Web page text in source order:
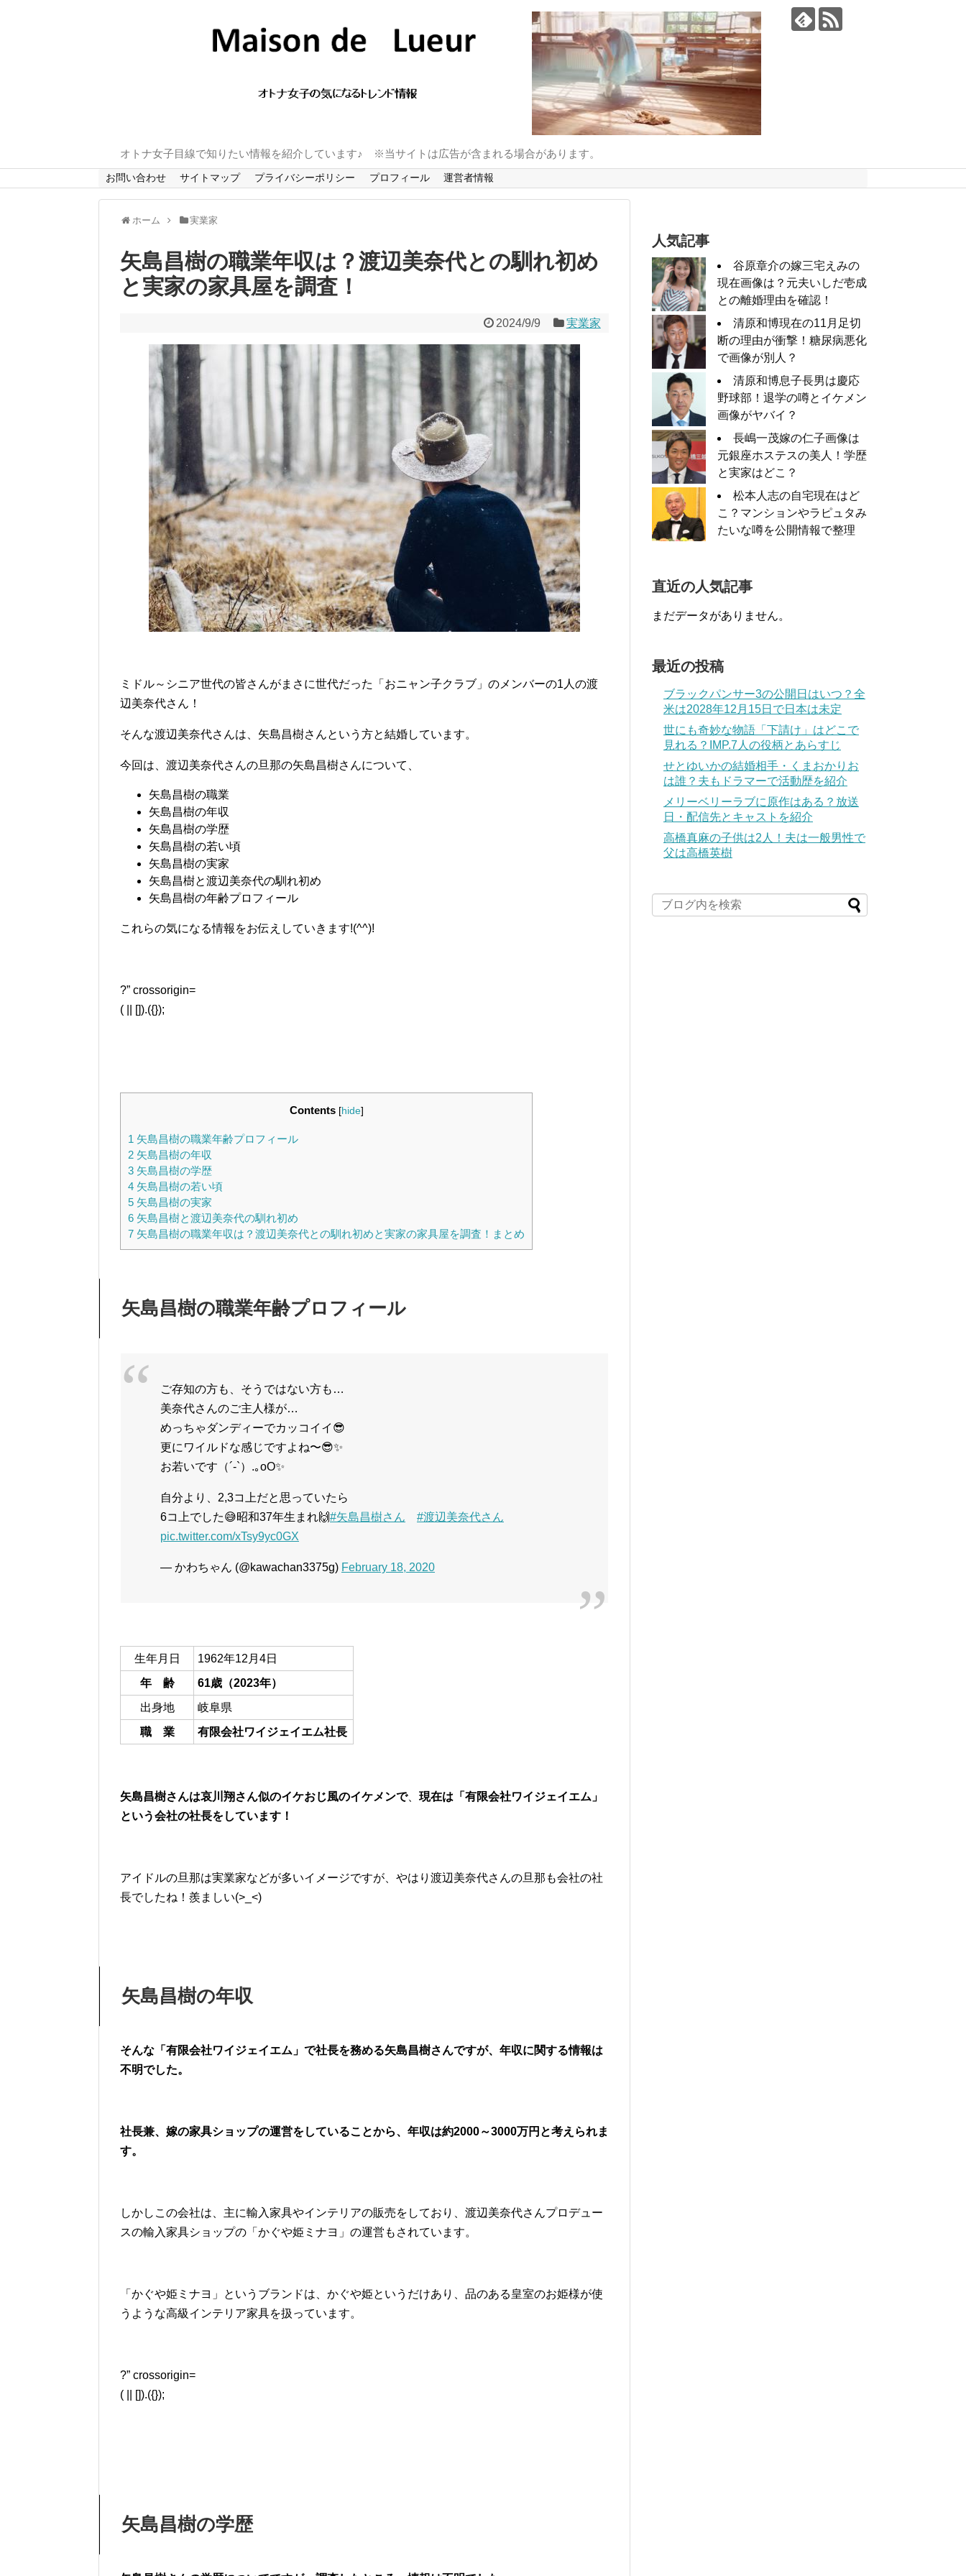
オトナ女子目線で知りたい情報を紹介しています♪ ※当サイトは広告が含まれる場合があります。
お問い合わせ サイトマップ プライバシーポリシー プロフィール 運営者情報
ホーム 実業家
矢島昌樹の職業年収は？渡辺美奈代との馴れ初め
と実家の家具屋を調査！
2024/9/9 実業家
ミドル～シニア世代の皆さんがまさに世代だった「おニャン子クラブ」のメンバーの1人の渡
辺美奈代さん！
そんな渡辺美奈代さんは、矢島昌樹さんという方と結婚しています。
今回は、渡辺美奈代さんの旦那の矢島昌樹さんについて、
矢島昌樹の職業
矢島昌樹の年収
矢島昌樹の学歴
矢島昌樹の若い頃
矢島昌樹の実家
矢島昌樹と渡辺美奈代の馴れ初め
矢島昌樹の年齢プロフィール
これらの気になる情報をお伝えしていきます!(^^)!
?” crossorigin=
( || []).({});
Contents [hide]
1 矢島昌樹の職業年齢プロフィール
2 矢島昌樹の年収
3 矢島昌樹の学歴
4 矢島昌樹の若い頃
5 矢島昌樹の実家
6 矢島昌樹と渡辺美奈代の馴れ初め
7 矢島昌樹の職業年収は？渡辺美奈代との馴れ初めと実家の家具屋を調査！まとめ
矢島昌樹の職業年齢プロフィール
ご存知の方も、そうではない方も…
美奈代さんのご主人様が…
めっちゃダンディーでカッコイイ😎
更にワイルドな感じですよね〜😎✨
お若いです（´-`）.｡oO✨
自分より、2,3コ上だと思っていたら
6コ上でした😅昭和37年生まれ🙌#矢島昌樹さん
#渡辺美奈代さん
pic.twitter.com/xTsy9yc0GX
— かわちゃん (@kawachan3375g) February 18, 2020
生年月日
1962年12月4日
年 齢
61歳（2023年）
出身地
岐阜県
職 業
有限会社ワイジェイエム社長
矢島昌樹さんは哀川翔さん似のイケおじ風のイケメンで、 現在は「有限会社ワイジェイエム」
という会社の社長をしています！
アイドルの旦那は実業家などが多いイメージですが、やはり渡辺美奈代さんの旦那も会社の社
長でしたね！羨ましい(>_<)
矢島昌樹の年収
そんな「有限会社ワイジェイエム」で社長を務める矢島昌樹さんですが、年収に関する情報は
不明でした。
社長兼、嫁の家具ショップの運営をしていることから、年収は約2000～3000万円と考えられま
す。
しかしこの会社は、主に輸入家具やインテリアの販売をしており、渡辺美奈代さんプロデュー
スの輸入家具ショップの「かぐや姫ミナヨ」の運営もされています。
「かぐや姫ミナヨ」というブランドは、かぐや姫というだけあり、品のある皇室のお姫様が使
うような高級インテリア家具を扱っています。
?” crossorigin=
( || []).({});
矢島昌樹の学歴
人気記事
谷原章介の嫁三宅えみの
現在画像は？元夫いしだ壱成
との離婚理由を確認！
清原和博現在の11月足切
断の理由が衝撃！糖尿病悪化
で画像が別人？
清原和博息子長男は慶応
野球部！退学の噂とイケメン
画像がヤバイ？
長嶋一茂嫁の仁子画像は
元銀座ホステスの美人！学歴
と実家はどこ？
松本人志の自宅現在はど
こ？マンションやラピュタみ
たいな噂を公開情報で整理
直近の人気記事
まだデータがありません。
最近の投稿
ブラックパンサー3の公開日はいつ？全
米は2028年12月15日で日本は未定
世にも奇妙な物語「下請け」はどこで
見れる？IMP.7人の役柄とあらすじ
せとゆいかの結婚相手・くまおかりお
は誰？夫もドラマーで活動歴を紹介
メリーベリーラブに原作はある？放送
日・配信先とキャストを紹介
高橋真麻の子供は2人！夫は一般男性で
父は高橋英樹